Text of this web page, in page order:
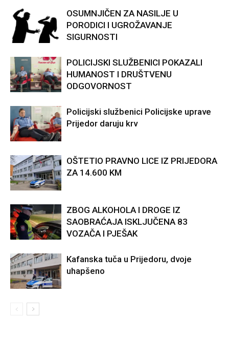
OSUMNJIČEN ZA NASILJE U
PORODICI I UGROŽAVANJE
SIGURNOSTI
POLICIJSKI SLUŽBENICI POKAZALI
HUMANOST I DRUŠTVENU
ODGOVORNOST
Policijski službenici Policijske uprave
Prijedor daruju krv
OŠTETIO PRAVNO LICE IZ PRIJEDORA
ZA 14.600 KM
ZBOG ALKOHOLA I DROGE IZ
SAOBRAĆAJA ISKLJUČENA 83
VOZAČA I PJEŠAK
Kafanska tuča u Prijedoru, dvoje
uhapšeno